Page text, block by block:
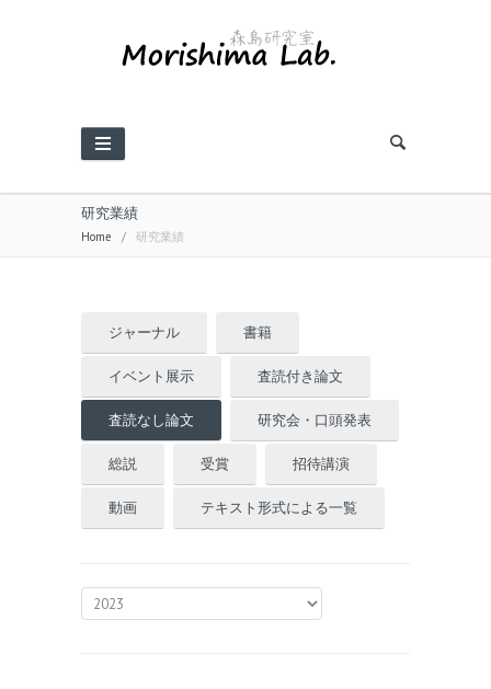
研究業績
Home / 研究業績
ジャーナル 書籍
イベント展示 査読付き論文
査読なし論文 研究会・口頭発表
総説 受賞 招待講演
動画 テキスト形式による一覧